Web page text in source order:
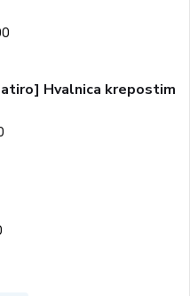
Hvalnica krepostim